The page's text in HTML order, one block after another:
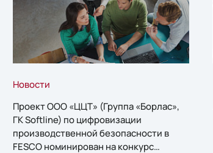
Новости
Проект ООО «ЦЦТ» (Группа «Борлас»,
ГК Softline) по цифровизации
производственной безопасности в
FESCO номинирован на конкурс